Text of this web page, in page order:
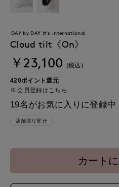
DAY by DAY It's international
Cloud tilt《On》
￥23,100 (税込)
420ポイント還元
会員登録は こちら
19名がお気に入りに登録中
店舗取り寄せ
カート